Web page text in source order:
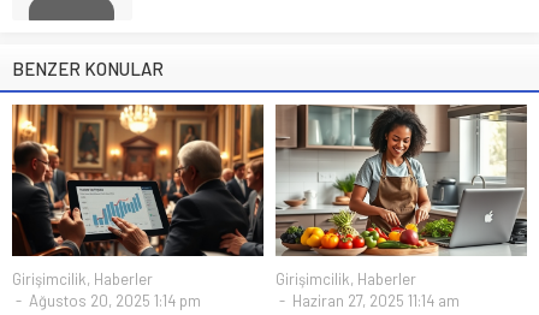
BENZER KONULAR
Girişimcilik, Haberler
Ağustos 20, 2025 1:14 pm
Girişimcilik, Haberler
Haziran 27, 2025 11:14 am